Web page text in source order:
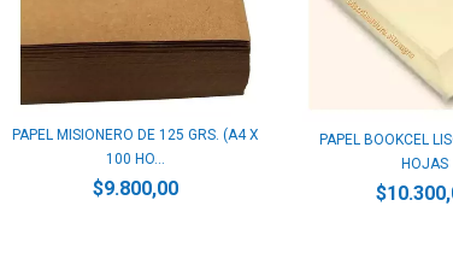
PAPEL MISIONERO DE 125 GRS. (A4 X
100 HO...
$9.800,00
PAPEL BOOKCEL
HOJAS